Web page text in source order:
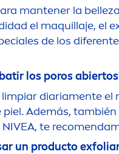
mantener la belleza
el maquillaje, el
de los
los poros
limpiar diariamente el
Además,
NIVEA, te recomen
un producto